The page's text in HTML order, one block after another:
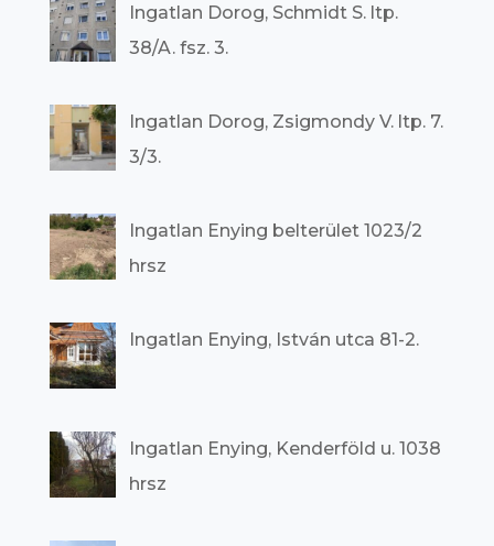
Ingatlan Dorog, Schmidt S. ltp.
38/A. fsz. 3.
Ingatlan Dorog, Zsigmondy V. ltp. 7.
3/3.
Ingatlan Enying belterület 1023/2
hrsz
Ingatlan Enying, István utca 81-2.
Ingatlan Enying, Kenderföld u. 1038
hrsz